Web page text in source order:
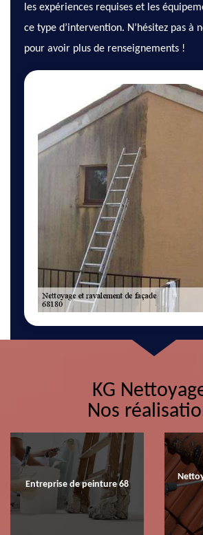
les expériences requises et les
ce type d’intervention. N’hésitez pas à
pour avoir plus de renseignements !
KG
Nos
Entreprise de peinture 68